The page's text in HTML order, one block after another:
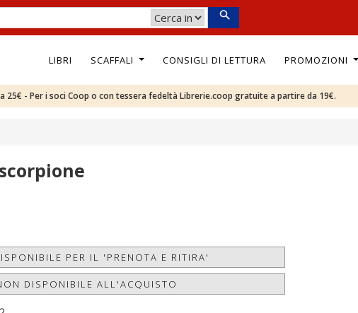
LIBRI SCAFFALI CONSIGLI DI LETTURA PROMOZIONI
25€ - Per i soci Coop o con tessera fedeltà Librerie.coop gratuite a partire da 19€.
PER IL 'PRENOTA E RITIRA'
DISPONIBILE ALL'ACQUISTO